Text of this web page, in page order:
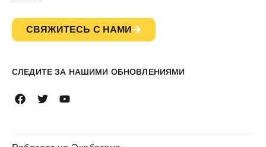
СВЯЖИТЕСЬ С НАМИ
СЛЕДИТЕ ЗА НАШИМИ ОБНОВЛЕНИЯМИ